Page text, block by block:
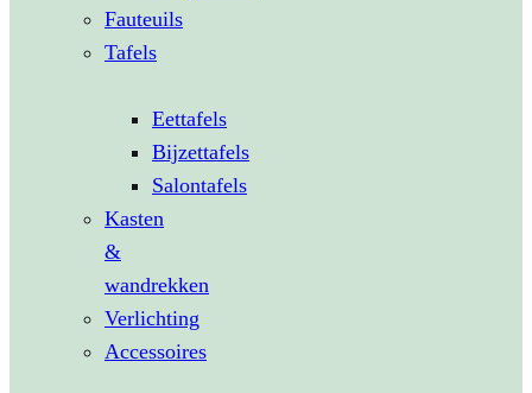
Fauteuils
Tafels
Eettafels
Bijzettafels
Salontafels
Kasten
&
wandrekken
Verlichting
Accessoires